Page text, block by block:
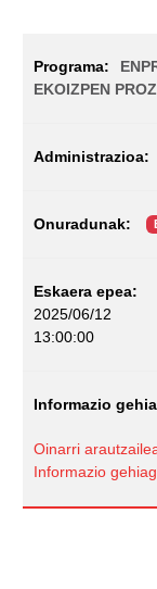
EKOIZPEN
2025/06/12
13:00:00
Oinarri
Informazio